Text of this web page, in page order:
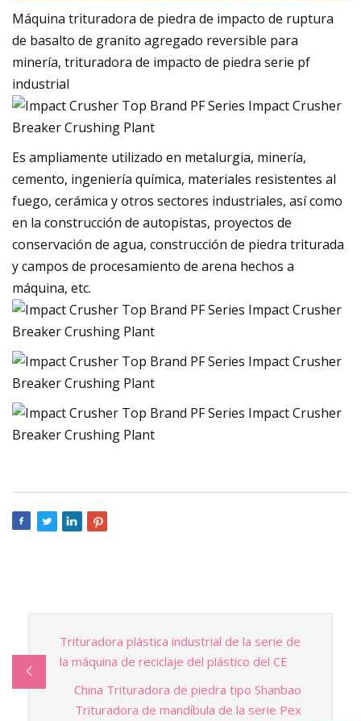
Máquina trituradora de piedra de impacto de ruptura
de basalto de granito agregado reversible para
minería, trituradora de impacto de piedra serie pf
industrial
Es ampliamente utilizado en metalurgia, minería,
cemento, ingeniería química, materiales resistentes al
fuego, cerámica y otros sectores industriales, así como
en la construcción de autopistas, proyectos de
conservación de agua, construcción de piedra triturada
y campos de procesamiento de arena hechos a
máquina, etc.
Trituradora plástica industrial de la serie de
la máquina de reciclaje del plástico del CE
China Trituradora de piedra tipo Shanbao
Trituradora de mandíbula de la serie Pex